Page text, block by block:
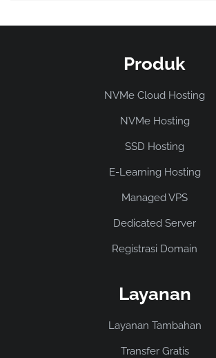
Produk
NVMe Cloud Hosting
NVMe Hosting
SSD Hosting
E-Learning Hosting
Managed VPS
Dedicated Server
Registrasi Domain
Layanan
Layanan Tambahan
Transfer Gratis